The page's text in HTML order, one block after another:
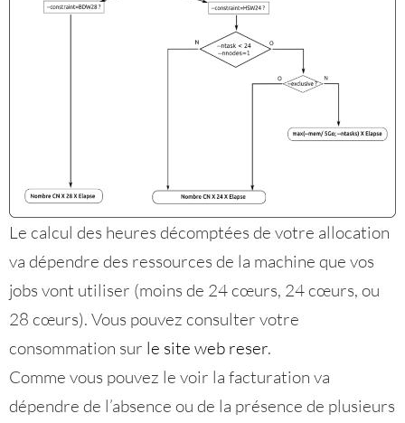
Le calcul des heures décomptées de votre allocation
va dépendre des ressources de la machine que vos
jobs vont utiliser (moins de 24 cœurs, 24 cœurs, ou
28 cœurs). Vous pouvez consulter votre
consommation sur le site web reser.
Comme vous pouvez le voir la facturation va
dépendre de l’absence ou de la présence de plusieurs